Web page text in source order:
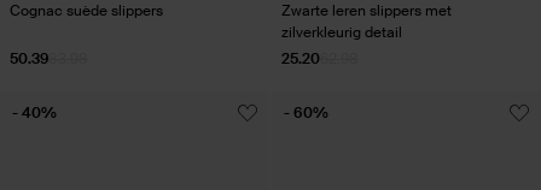
Cognac suède slippers
50.39
Zwarte leren slippers met
zilverkleurig detail
25.20
- 40% - 60%